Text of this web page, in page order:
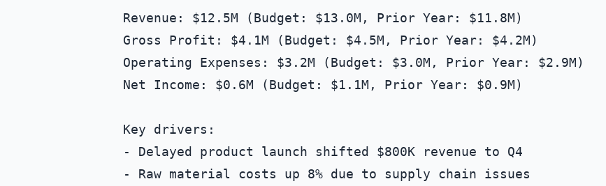
Revenue: $12.5M (Budget: $13.0M, Prior Year: $11.8M)
Gross Profit: $4.1M (Budget: $4.5M, Prior Year: $4.2M)
Operating Expenses: $3.2M (Budget: $3.0M, Prior Year: $2.9M)
Net Income: $0.6M (Budget: $1.1M, Prior Year: $0.9M)
Key drivers:
- Delayed product launch shifted $800K revenue to Q4
- Raw material costs up 8% due to supply chain issues